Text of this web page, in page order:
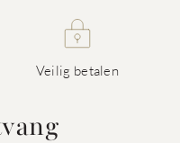
Veilig betalen